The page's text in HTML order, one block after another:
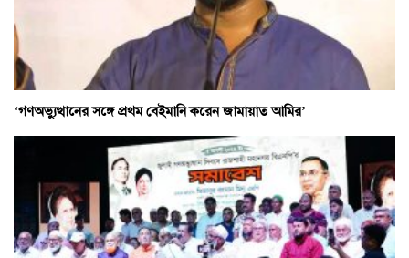
‘গণঅভ্যুত্থানের সঙ্গে প্রথম বেইমানি করেন জামায়াত আমির’